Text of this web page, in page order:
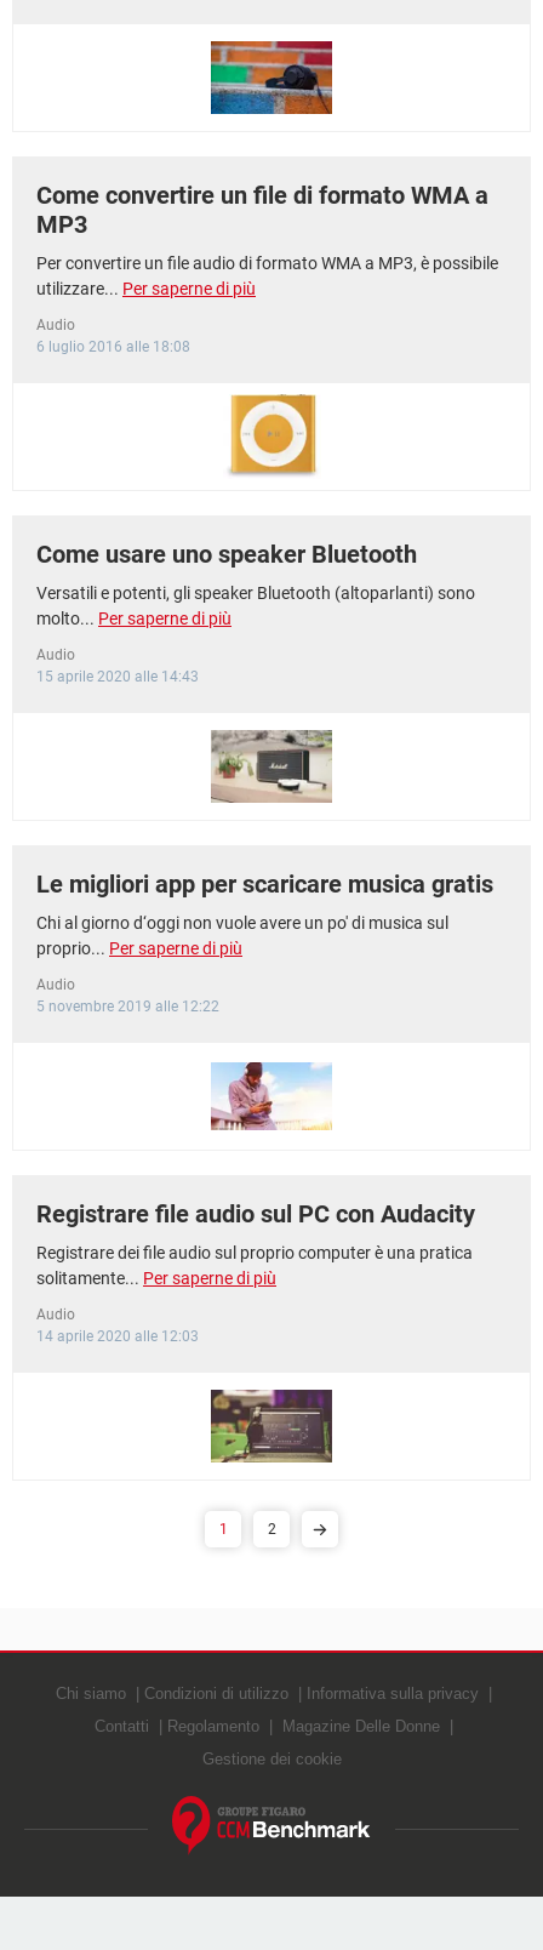
Come convertire un file di formato WMA a
MP3
Per convertire un file audio di formato WMA a MP3, è possibile
utilizzare... Per saperne di più
Audio
6 luglio 2016 alle 18:08
Come usare uno speaker Bluetooth
Versatili e potenti, gli speaker Bluetooth (altoparlanti) sono
molto... Per saperne di più
Audio
15 aprile 2020 alle 14:43
Le migliori app per scaricare musica gratis
Chi al giorno d‘oggi non vuole avere un po' di musica sul
proprio... Per saperne di più
Audio
5 novembre 2019 alle 12:22
Registrare file audio sul PC con Audacity
Registrare dei file audio sul proprio computer è una pratica
solitamente... Per saperne di più
Audio
14 aprile 2020 alle 12:03
1 2
Chi siamo Condizioni di utilizzo
Informativa sulla privacy
Contatti
Regolamento
Magazine Delle Donne
Gestione dei cookie